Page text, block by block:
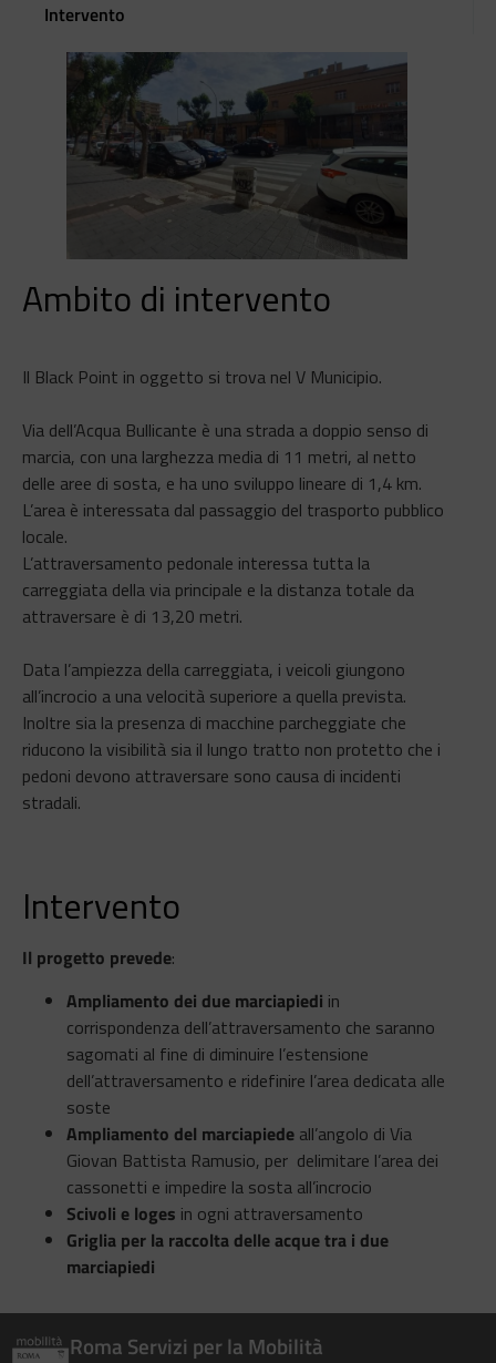
Intervento
Ambito di intervento
Il Black Point in oggetto si trova nel V Municipio.
Via dell’Acqua Bullicante è una strada a doppio senso di
marcia, con una larghezza media di 11 metri, al netto
delle aree di sosta, e ha uno sviluppo lineare di 1,4 km.
L’area è interessata dal passaggio del trasporto pubblico
locale.
L’attraversamento pedonale interessa tutta la
carreggiata della via principale e la distanza totale da
attraversare è di 13,20 metri.
Data l’ampiezza della carreggiata, i veicoli giungono
all’incrocio a una velocità superiore a quella prevista.
Inoltre sia la presenza di macchine parcheggiate che
riducono la visibilità sia il lungo tratto non protetto che i
pedoni devono attraversare sono causa di incidenti
stradali.
Intervento
Il progetto prevede:
Ampliamento dei due marciapiedi in
corrispondenza dell’attraversamento che saranno
sagomati al fine di diminuire l’estensione
dell’attraversamento e ridefinire l’area dedicata alle
soste
Ampliamento del marciapiede all’angolo di Via
Giovan Battista Ramusio, per delimitare l’area dei
cassonetti e impedire la sosta all’incrocio
Scivoli e loges in ogni attraversamento
Griglia per la raccolta delle acque tra i due
marciapiedi
Roma Servizi per la Mobilità